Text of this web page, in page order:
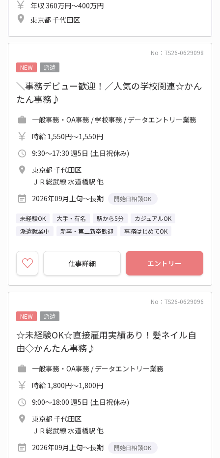
年収 360万円～400万円
東京都 千代田区
No：TS26-0629098
NEW
派遣
＼事務デビュー歓迎！／人気の学校関連☆かん
たん事務♪
一般事務・OA事務 / 学校事務 / データエントリー業務
時給 1,550円～1,550円
9:30～17:30 週5日 (土日祝休み)
東京都 千代田区
ＪＲ総武線 水道橋駅 他
2026年09月上旬～長期
開始日相談OK
未経験OK 大手・有名 駅から5分
カジュアルOK
派遣就業中
新卒・第二新卒歓迎 事務はじめてOK
仕事詳細 エントリー
No：TS26-0629096
NEW
派遣
☆未経験OK☆直接雇用実績あり！髪ネイル自
由◇かんたん事務♪
一般事務・OA事務 / データエントリー業務
時給 1,800円～1,800円
9:00～18:00 週5日 (土日祝休み)
東京都 千代田区
ＪＲ総武線 水道橋駅 他
2026年09月上旬～長期
開始日相談OK